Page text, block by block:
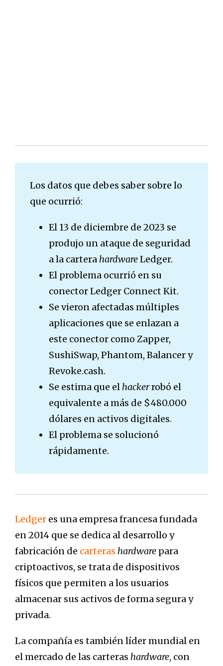
Los datos que debes saber sobre lo
que ocurrió:
El 13 de diciembre de 2023 se
produjo un ataque de seguridad
a la cartera hardwareLedger.
El problema ocurrió en su
conector Ledger Connect Kit.
Se vieron afectadas múltiples
aplicaciones que se enlazan a
este conector como Zapper,
SushiSwap, Phantom, Balancer y
Revoke.cash.
Se estima que el hackerrobó el
equivalente a más de $480.000
dólares en activos digitales.
El problema se solucionó
rápidamente.
Ledger es una empresa francesa fundada
en 2014 que se dedica al desarrollo y
fabricación de carteras hardware para
criptoactivos, se trata de dispositivos
físicos que permiten a los usuarios
almacenar sus activos de forma segura y
privada.
La compañía es también líder mundial en
el mercado de las carteras hardware, con